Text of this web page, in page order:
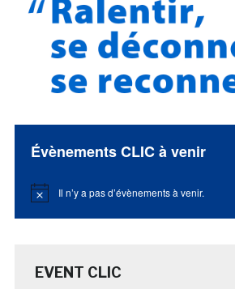
Évènements CLIC à venir
Notice Il n’y a pas d’évènements à venir.
EVENT CLIC